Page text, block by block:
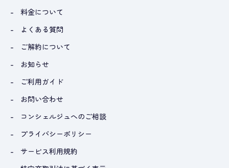
料金について
よくある質問
ご解約について
お知らせ
ご利用ガイド
お問い合わせ
コンシェルジュへのご相談
プライバシーポリシー
サービス利用規約